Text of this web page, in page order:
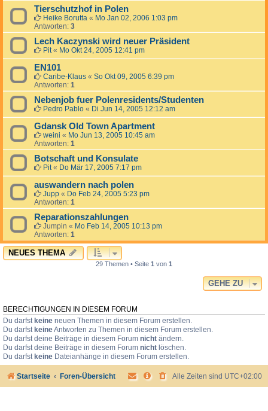
Tierschutzhof in Polen
Heike Borutta « Mo Jan 02, 2006 1:03 pm
Antworten: 3
Lech Kaczynski wird neuer Präsident
Pit« Mo Okt 24, 2005 12:41 pm
EN101
Caribe-Klaus « So Okt 09, 2005 6:39 pm
Antworten: 1
Nebenjob fuer Polenresidents/Studenten
Pedro Pablo « Di Jun 14, 2005 12:12 am
Gdansk Old Town Apartment
weini « Mo Jun 13, 2005 10:45 am
Antworten: 1
Botschaft und Konsulate
Pit« Do Mär 17, 2005 7:17 pm
auswandern nach polen
Jupp « Do Feb 24, 2005 5:23 pm
Antworten: 1
Reparationszahlungen
Jumpin « Mo Feb 14, 2005 10:13 pm
Antworten: 1
NEUES THEMA
29 Themen • Seite 1 von 1
GEHE ZU
BERECHTIGUNGEN IN DIESEM FORUM
Du darfst keine neuen Themen in diesem Forum erstellen.
Du darfst keineAntworten zu Themen in diesem Forum erstellen.
Du darfst deine Beiträge in diesem Forum nicht ändern.
Du darfst deine Beiträge in diesem Forum nicht löschen.
Du darfst keine Dateianhänge in diesem Forum erstellen.
Startseite Foren-Übersicht Alle Zeiten sind UTC+02:00